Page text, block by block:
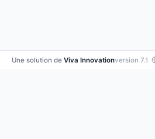
Une solution de Viva Innovationversion 7.1